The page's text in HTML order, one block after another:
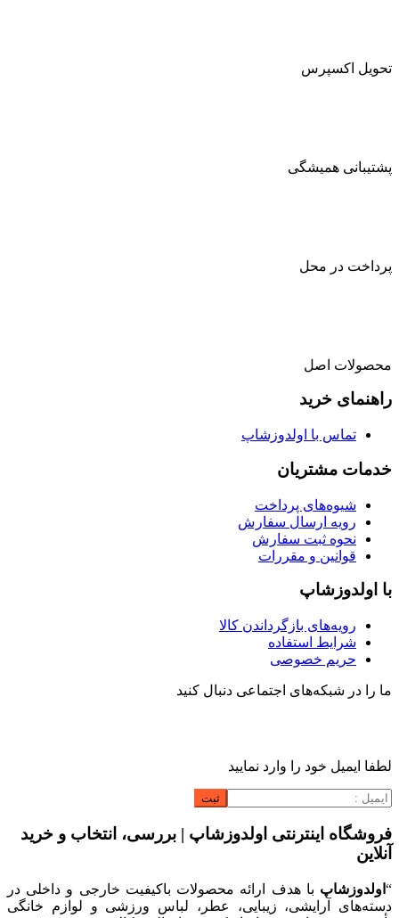
تحویل اکسپرس
پشتیبانی همیشگی
پرداخت در محل
محصولات اصل
راهنمای خرید
تماس با اولدوزشاپ
خدمات مشتریان
شیوه‌های پرداخت
رویه ارسال سفارش
نحوه ثبت سفارش
قوانین و مقررات
با اولدوزشاپ
رویه‌های بازگرداندن کالا
شرایط استفاده
حریم خصوصی
ما را در شبکه‌های اجتماعی دنبال کنید
لطفا ایمیل خود را وارد نمایید
فروشگاه اینترنتی اولدوزشاپ | بررسی، انتخاب و خرید
آنلاین
“ اولدوزشاپ با هدف ارائه محصولات باکیفیت خارجی و داخلی در
دسته‌های آرایشی، زیبایی، عطر، لباس ورزشی و لوازم خانگی